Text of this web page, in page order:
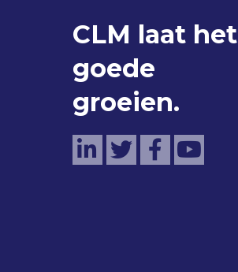
CLM laat het
goede
groeien.